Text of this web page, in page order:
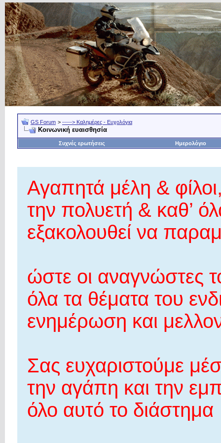
GS Forum > -----> Καλημέρες - Ευχολόγια
Κοινωνική ευαισθησία
Συχνές ερωτήσεις Ημερολόγιο
Αγαπητά μέλη &
την πολυετή & καθ’
εξακολουθεί να
ώστε οι αναγνώστες
όλα τα θέματα του
ενημέρωση και
Σας ευχαριστούμε
την αγάπη και την
όλο αυτό το διάστημα